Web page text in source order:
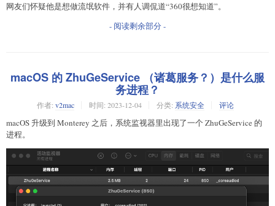
网友们怀疑他是想做流氓软件，并有人调侃道“360很想知道”。
- 阅读剩余部分 -
macOS 的 ZhuGeService （诸葛服务？）是什么服
务进程？
作者: v2mac 时间: 2023-12-04 分类: 系统安全 评论
macOS 升级到 Monterey 之后，系统监视器里出现了一个 ZhuGeService 的
进程。